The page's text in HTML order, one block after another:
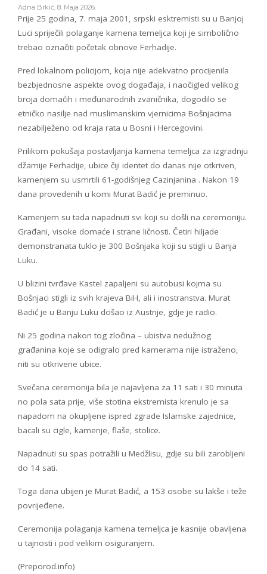
Adna Brkić, 8. Maja 2026.
Prije 25 godina, 7. maja 2001, srpski esktremisti su u Banjoj
Luci spriječili polaganje kamena temeljca koji je simbolično
trebao označiti početak obnove Ferhadije.
Pred lokalnom policijom, koja nije adekvatno procijenila
bezbjednosne aspekte ovog događaja, i naočigled velikog
broja domaćih i međunarodnih zvaničnika, dogodilo se
etničko nasilje nad muslimanskim vjernicima Bošnjacima
nezabilježeno od kraja rata u Bosni i Hercegovini.
Prilikom pokušaja postavljanja kamena temeljca za izgradnju
džamije Ferhadije, ubice čiji identet do danas nije otkriven,
kamenjem su usmrtili 61-godišnjeg Cazinjanina . Nakon 19
dana provedenih u komi Murat Badić je preminuo.
Kamenjem su tada napadnuti svi koji su došli na ceremoniju.
Građani, visoke domaće i strane ličnosti. Četiri hiljade
demonstranata tuklo je 300 Bošnjaka koji su stigli u Banja
Luku.
U blizini tvrđave Kastel zapaljeni su autobusi kojma su
Bošnjaci stigli iz svih krajeva BiH, ali i inostranstva. Murat
Badić je u Banju Luku došao iz Austrije, gdje je radio.
Ni 25 godina nakon tog zločina – ubistva nedužnog
građanina koje se odigralo pred kamerama nije istraženo,
niti su otkrivene ubice.
Svečana ceremonija bila je najavljena za 11 sati i 30 minuta
no pola sata prije, više stotina ekstremista krenulo je sa
napadom na okupljene ispred zgrade Islamske zajednice,
bacali su cigle, kamenje, flaše, stolice.
Napadnuti su spas potražili u Medžlisu, gdje su bili zarobljeni
do 14 sati.
Toga dana ubijen je Murat Badić, a 153 osobe su lakše i teže
povrijeđene.
Ceremonija polaganja kamena temeljca je kasnije obavljena
u tajnosti i pod velikim osiguranjem.
(Preporod.info)